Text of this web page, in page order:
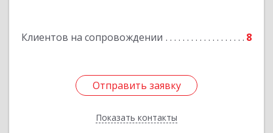
Клиентов на сопровождении 8
Отправить заявку
Показать контакты
Отправить заявку
Назад